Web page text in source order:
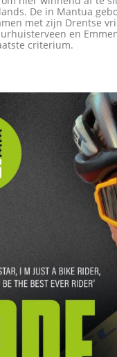
De in Mantua
met zijn Drentse
en
criterium.